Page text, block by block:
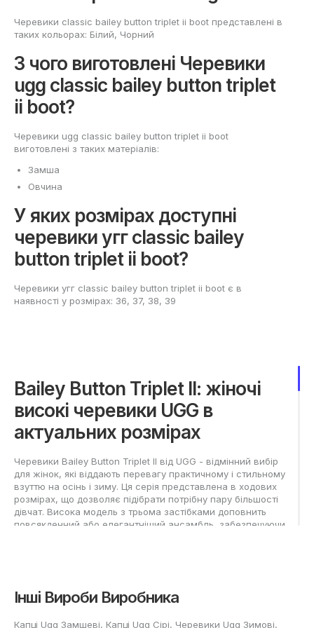
Черевики classic bailey button triplet ii boot представлені в
таких кольорах: Білий, Чорний
З чого виготовлені Черевики
ugg classic bailey button triplet
ii boot?
Черевики ugg classic bailey button triplet ii boot
виготовлені з таких матеріалів:
Замша
Овчина
У яких розмірах доступні
черевики угг classic bailey
button triplet ii boot?
Черевики угг classic bailey button triplet ii boot є в
наявності у розмірах: 36, 37, 38, 39
Bailey Button Triplet II: жіночі
високі черевики UGG в
актуальних розмірах
Черевики Bailey Button Triplet II від UGG - відмінний вибір
для жінок, які віддають перевагу практичному і стильному
взуттю на осінь і зиму. Ця серія представлена в ходових
розмірах, що дозволяє підібрати потрібну пару більшості
дівчат. Висока модель з трьома застібками доповнить
повсякденний або елегантніший ансамбль, забезпечуючи
Classic Bailey Button Triplet II
Boot?
Інші Вироби Виробника
Капці Ugg Замшеві, Капці Ugg Сірі, Черевики Ugg Зимові,